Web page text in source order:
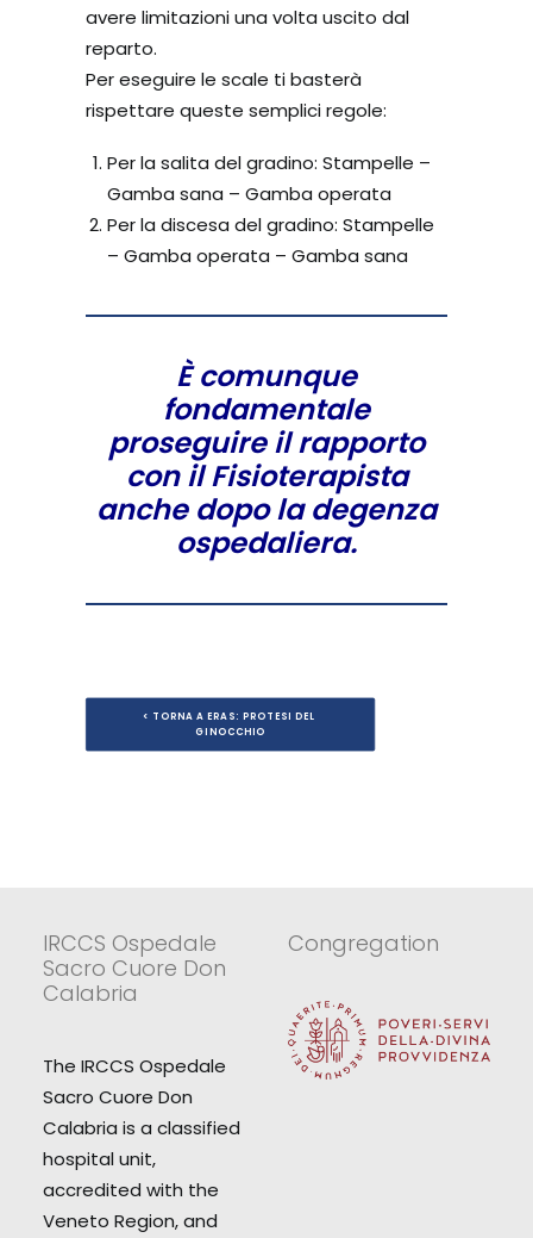
avere limitazioni una volta uscito dal
reparto.
Per eseguire le scale ti basterà
rispettare queste semplici regole:
Per la salita del gradino: Stampelle –
Gamba sana – Gamba operata
Per la discesa del gradino: Stampelle
– Gamba operata – Gamba sana
È comunque
fondamentale
proseguire il rapporto
con il Fisioterapista
anche dopo la degenza
ospedaliera.
< TORNA A ERAS: PROTESI DEL
GINOCCHIO
IRCCS Ospedale
Sacro Cuore Don
Calabria
The IRCCS Ospedale
Sacro Cuore Don
Calabria is a classified
hospital unit,
accredited with the
Veneto Region, and
Congregation